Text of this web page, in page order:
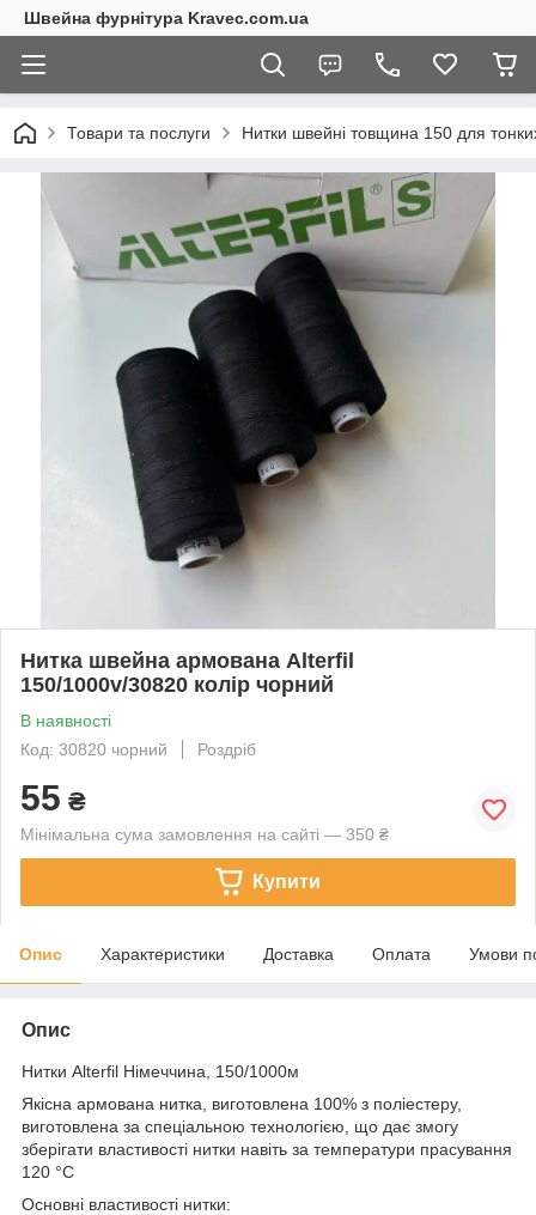
Швейна фурнітура Kravec.com.ua
Товари та послуги Нитки швейні товщина 150 для
Нитка швейна армована Alterfil
150/1000v/30820 колір чорний
В наявності
Код: 30820 чорний
Роздріб
55 ₴
Мінімальна сума замовлення на сайті — 350 ₴
Купити
Опис Характеристики Доставка Оплата Умови
Опис
Нитки Alterfil Німеччина, 150/1000м
Якісна армована нитка, виготовлена 100% з поліестеру,
виготовлена за спеціальною технологією, що дає змогу
зберігати властивості нитки навіть за температури прасування
120 °C
Основні властивості нитки: